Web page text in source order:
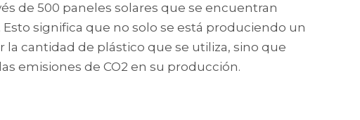
de 500 paneles solares que se encuentran
significa que no solo se está produciendo un
cantidad de plástico que se utiliza, sino que
emisiones de CO2 en su producción.